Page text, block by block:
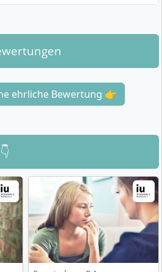
und hochbetagten
fachliches Profil durch
und Jugendhilfe oder Pflege)
die Organisation des
ehrliche Bewertung 👉